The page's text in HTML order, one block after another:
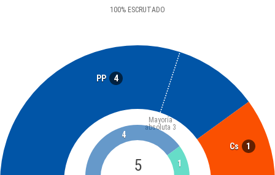
100% ESCRUTADO
PP 4
Cs 1
5
Mayoría
absoluta 3
4
1